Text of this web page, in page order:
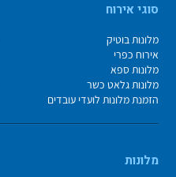
סוגי אירוח
מלונות בוטיק
אירוח כפרי
מלונות ספא
מלונות גלאט כשר
הזמנת מלונות לועדי עובדים
מלונות